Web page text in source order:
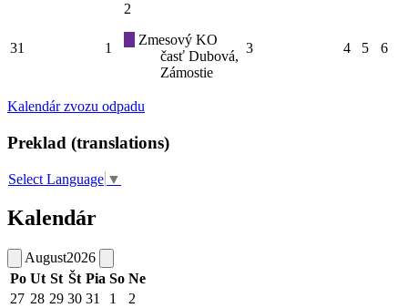
31 1
2
Zmesový KO
časť Dubová,
Zámostie
3 4 5 6
Kalendár zvozu odpadu
Preklad (translations)
Select Language ▼
Kalendár
August2026
Po Ut St Št Pia So Ne
27 28 29 30 31 1
2